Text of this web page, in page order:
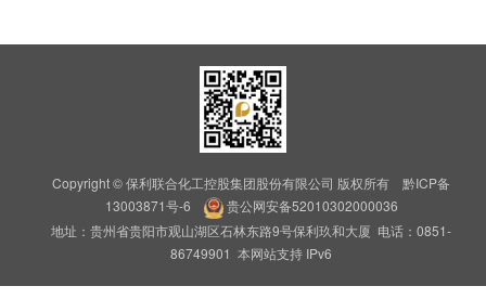
Copyright © 保利联合化工控股集团股份有限公司 版权所有 黔ICP备
13003871号-6
贵公网安备52010302000036
地址：贵州省贵阳市观山湖区石林东路9号保利玖和大厦 电话：0851-
86749901 本网站支持 IPv6